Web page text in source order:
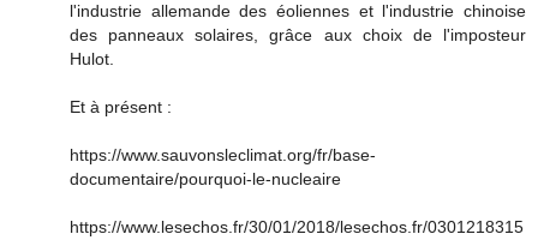
l'industrie allemande des éoliennes et l'industrie chinoise
des panneaux solaires, grâce aux choix de l'imposteur
Hulot.
Et à présent :
https://www.sauvonsleclimat.org/fr/base-
documentaire/pourquoi-le-nucleaire
https://www.lesechos.fr/30/01/2018/lesechos.fr/0301218315